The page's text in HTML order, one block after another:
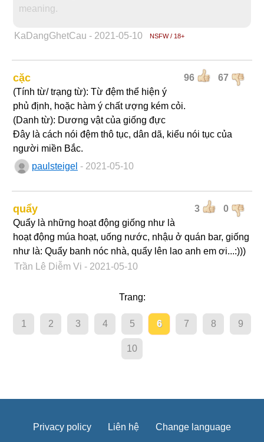
meaning.
KaDangGhetCau - 2021-05-10 NSFW / 18+
96 67
cặc
(Tính từ/ trạng từ): Từ đệm thể hiện ý
phủ định, hoặc hàm ý chất ượng kém cỏi.
(Danh từ): Dương vật của giống đực
Đây là cách nói đệm thô tục, dân dã, kiểu nói tục của
người miền Bắc.
paulsteigel - 2021-05-10
3 0
quẩy
Quẩy là những hoạt động giống như là
hoạt động múa hoạt, uống nước, nhậu ở quán bar, giống
như là: Quẩy banh nóc nhà, quẩy lên lao anh em ơi...:)))
Trần Lê Diễm Vi - 2021-05-10
Trang:
1 2 3 4 5 6 7 8 9
10
Privacy policy Liên hệ Change language